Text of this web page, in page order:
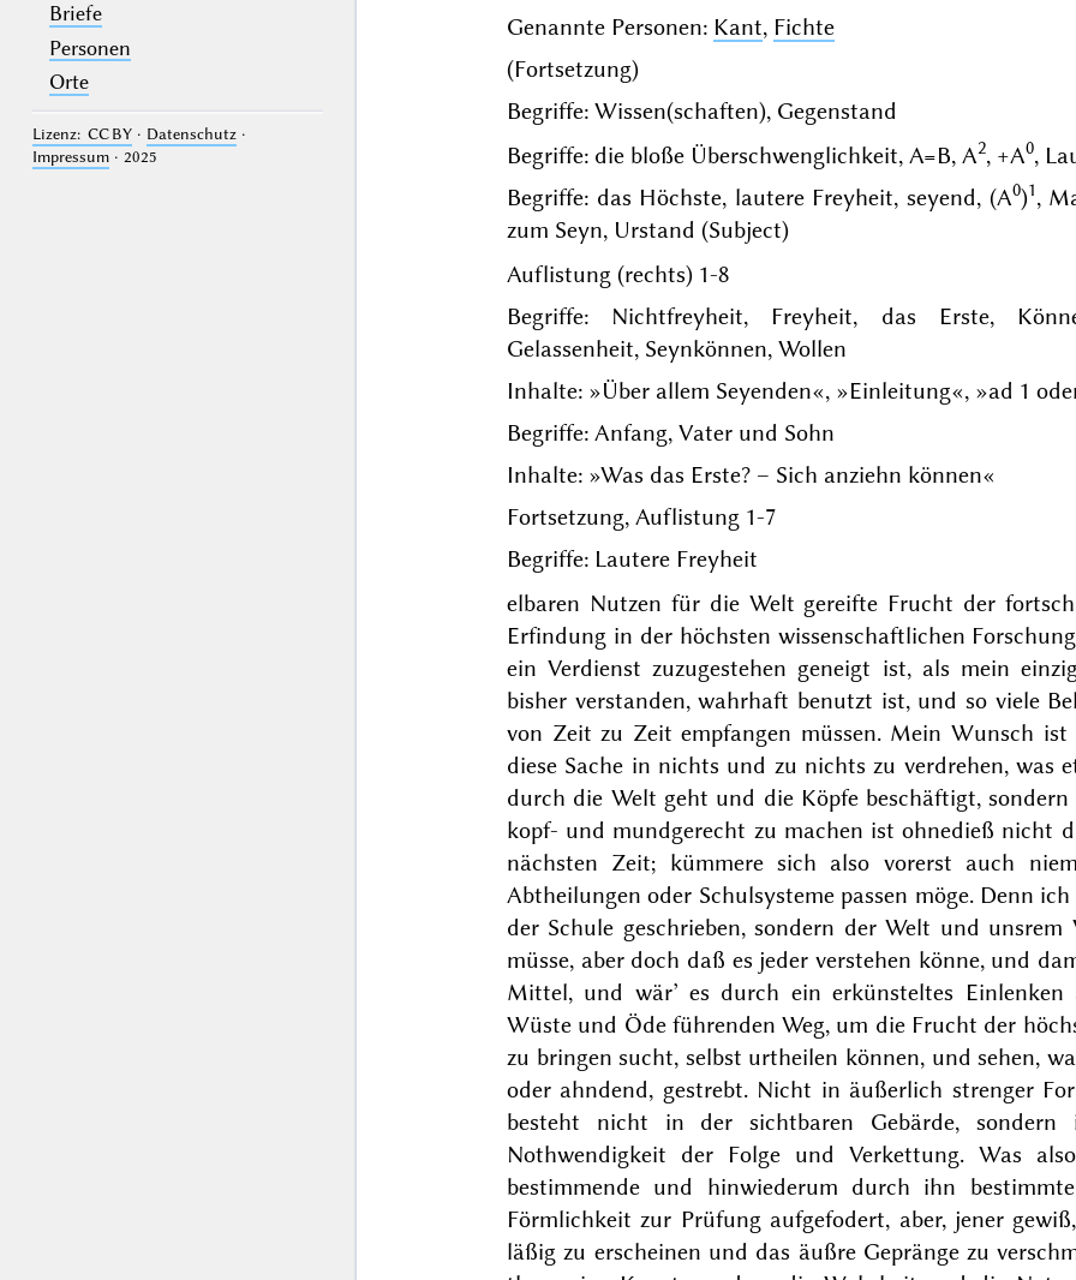
Briefe
Personen
Orte
Lizenz: CC BY· Datenschutz·
Impressum· 2025
Genannte Personen: Kant, Fichte
(Fortsetzung)
Begriffe: Wissen(schaften), Gegenstand
Begriffe: die bloße Überschwenglichkeit, A=B, A2, +A0,
Begriffe: das Höchste, lautere Freyheit, seyend, (A0)1,
zum Seyn, Urstand (Subject)
Auflistung (rechts) 1-8
Begriffe: Nichtfreyheit, Freyheit, das Erste,
Gelassenheit, Seynkönnen, Wollen
Inhalte: »Über allem Seyenden«, »Einleitung«, »ad 1
Begriffe: Anfang, Vater und Sohn
Inhalte: »Was das Erste? – Sich anziehn können«
Fortsetzung, Auflistung 1-7
Begriffe: Lautere Freyheit
elbaren Nutzen für die Welt gereifte Frucht der
Erfindung in der höchsten wissenschaftlichen
ein Verdienst zuzugestehen geneigt ist, als mein
bisher verstanden, wahrhaft benutzt ist, und so viele
von Zeit zu Zeit empfangen müssen. Mein Wunsch
diese Sache in nichts und zu nichts zu verdrehen, was
durch die Welt geht und die Köpfe beschäftigt,
kopf- und mundgerecht zu machen ist ohnedieß nicht
nächsten Zeit; kümmere sich also vorerst auch
Abtheilungen oder Schulsysteme passen möge. Denn
der Schule geschrieben, sondern der Welt und
müsse, aber doch daß es jeder verstehen könne, und
Mittel, und wär’ es durch ein erkünsteltes
Wüste und Öde führenden Weg, um die Frucht der
zu bringen sucht, selbst urtheilen können, und sehen,
oder ahndend, gestrebt. Nicht in äußerlich strenger
besteht nicht in der sichtbaren Gebärde,
Nothwendigkeit der Folge und Verkettung. Was
bestimmende und hinwiederum durch ihn
Förmlichkeit zur Prüfung aufgefodert, aber, jener
läßig zu erscheinen und das äußre Gepränge zu